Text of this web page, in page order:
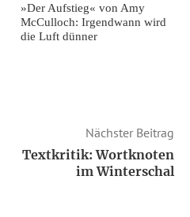
Foto: Birgit-Cathrin Duval
»Der Aufstieg« von Amy
McCulloch: Irgendwann wird
die Luft dünner
Nächster Beitrag
Textkritik: Wortknoten
im Winterschal